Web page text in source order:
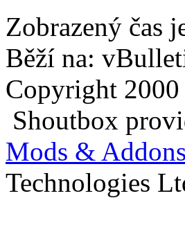
Zobrazený čas
Běží na:
Copyright
Shoutbox
Mods & Addons
Technologies